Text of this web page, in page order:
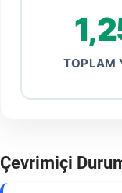
TOPLAM
Çevrimiçi